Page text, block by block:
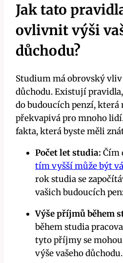
Jak tato
ovlivnit výši
důchodu?
Studium má obrovský vliv
důchodu. Existují
do budoucích penzí, která
překvapivá pro mnoho
fakta, která byste měli
Počet let studia: Čím
tím vyšší může být
rok studia se
vašich budoucích
Výše příjmů během
během studia
tyto příjmy se
výše vašeho důchodu.